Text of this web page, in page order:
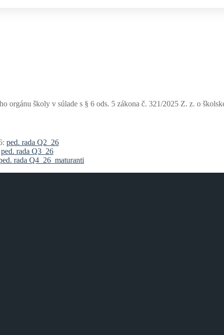
orgánu školy v súlade s § 6 ods. 5 zákona č. 321/2025 Z. z. o
ped. rada Q2_26
ped. rada Q3_26
rada Q4_26_maturanti